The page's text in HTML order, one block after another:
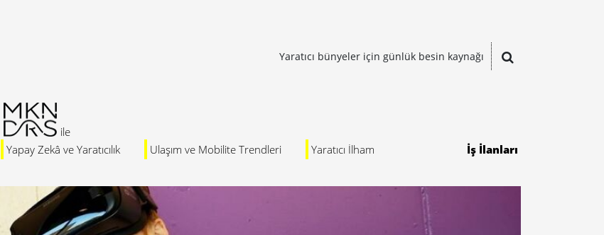
Yaratıcı bünyeler için günlük besin kaynağı
Yapay Zekâ ve Yaratıcılık Ulaşım ve Mobilite Trendleri Yaratıcı İlham İş İlanları